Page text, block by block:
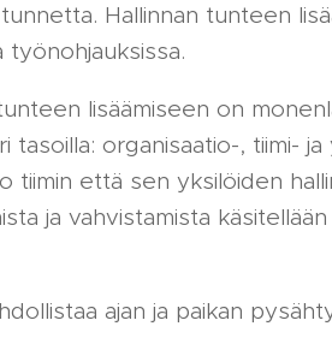
Hallinnan tunteen
työnohjauksissa.
lisäämiseen on
tasoilla: organisaatio-, tiimi-
tiimin että sen yksilöiden
ja vahvistamista
ajan ja paikan